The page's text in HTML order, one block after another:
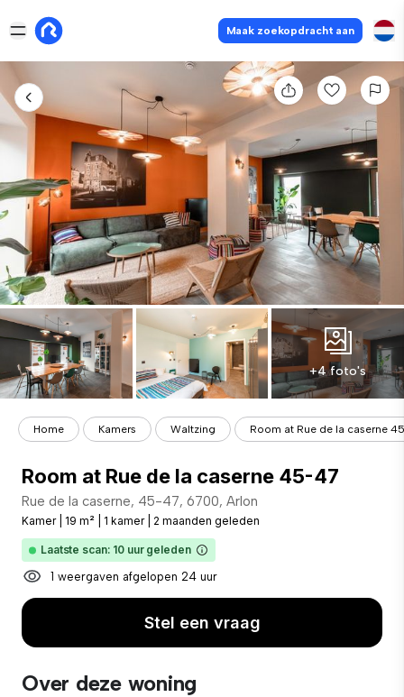
Maak zoekopdracht aan
+4 foto's
Home Kamers Waltzing Room at Rue de la caserne
Room at Rue de la caserne 45-47
Rue de la caserne, 45-47, 6700, Arlon
Kamer 19 m² 1 kamer 2 maanden geleden
Laatste scan: 10 uur geleden
1 weergaven afgelopen 24 uur
Stel een vraag
Over deze woning